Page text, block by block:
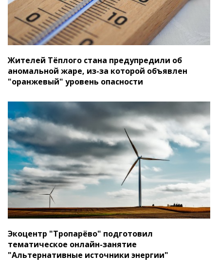
Жителей Тёплого стана предупредили об
аномальной жаре, из-за которой объявлен
"оранжевый" уровень опасности
Экоцентр "Тропарёво" подготовил
тематическое онлайн-занятие
"Альтернативные источники энергии"